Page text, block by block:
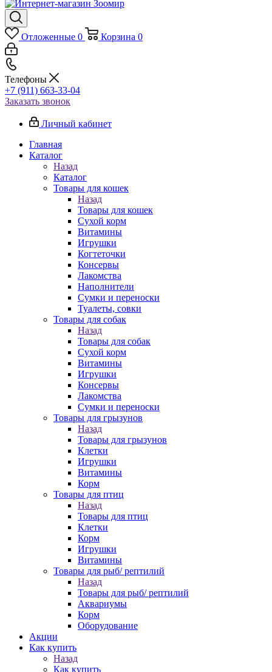
Отложенные 0 Корзина 0
Телефоны
+7 (911) 663-33-04
Заказать звонок
Личный кабинет
Главная
Каталог
Назад
Каталог
Товары для кошек
Назад
Товары для кошек
Cухой корм
Витамины
Игрушки
Когтеточки
Консервы
Лакомства
Наполнители
Сумки и переноски
Туалеты, совки
Товары для собак
Назад
Товары для собак
Cухой корм
Витамины
Игрушки
Консервы
Лакомства
Сумки и переноски
Товары для грызунов
Назад
Товары для грызунов
Клетки
Игрушки
Витамины
Корм
Товары для птиц
Назад
Товары для птиц
Клетки
Корм
Игрушки
Витамины
Товары для рыб/ рептилий
Назад
Товары для рыб/ рептилий
Аквариумы
Корм
Оборудование
Акции
Как купить
Назад
Как купить